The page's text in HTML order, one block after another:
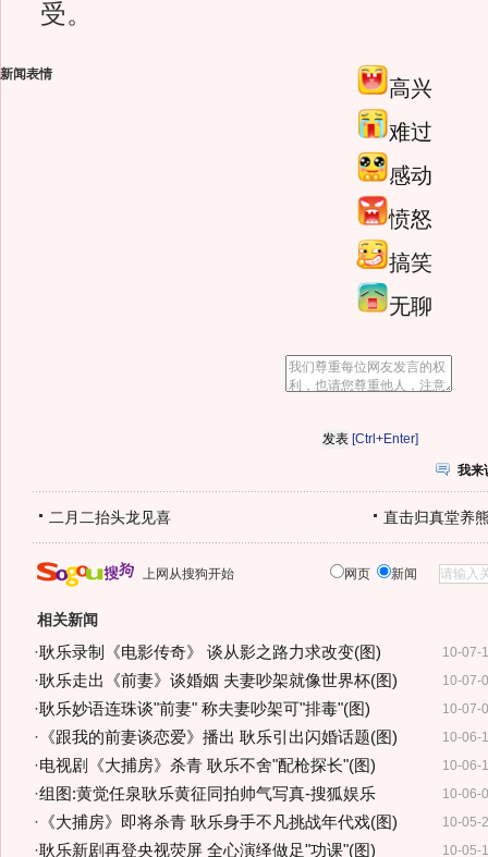
受。
新闻表情
高兴
难过
感动
愤怒
搞笑
无聊
[Ctrl+Enter]
我来
二月二抬头龙见喜 直击归真堂养
上网从搜狗开始 网页 新闻
相关新闻
10-07-
·耿乐录制《电影传奇》 谈从影之路力求改变(图)
10-07-
·耿乐走出《前妻》谈婚姻 夫妻吵架就像世界杯(图)
10-07-
·耿乐妙语连珠谈"前妻" 称夫妻吵架可"排毒"(图)
10-06-
· 《跟我的前妻谈恋爱》播出 耿乐引出闪婚话题(图)
10-06-
·电视剧《大捕房》杀青 耿乐不舍"配枪探长"(图)
10-06-
·组图:黄觉任泉耿乐黄征同拍帅气写真-搜狐娱乐
10-05-
· 《大捕房》即将杀青 耿乐身手不凡挑战年代戏(图)
10-05-
·耿乐新剧再登央视荧屏 全心演绎做足"功课"(图)